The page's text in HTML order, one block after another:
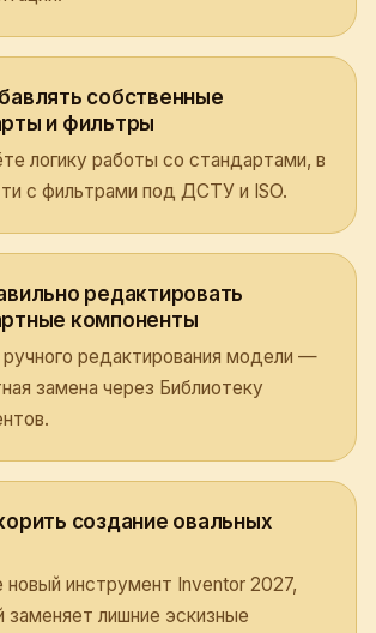
собственные
и фильтры
логику работы со стандартами, в
с фильтрами под ДСТУ и ISO.
редактировать
компоненты
редактирования модели —
замена через Библиотеку
создание овальных
новый инструмент Inventor 2027,
заменяет лишние эскизные